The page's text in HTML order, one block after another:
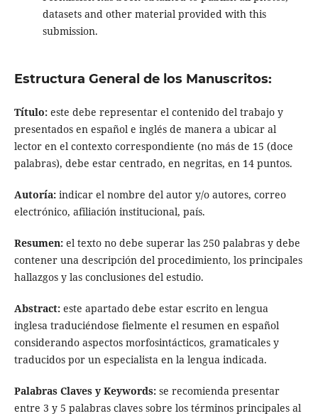
datasets and other material provided with this
submission.
Estructura General de los Manuscritos:
Título:este debe representar el contenido del trabajo y
presentados en español e inglés de manera a ubicar al
lector en el contexto correspondiente (no más de 15 (doce
palabras), debe estar centrado, en negritas, en 14 puntos.
Autoría:indicar el nombre del autor y/o autores, correo
electrónico, afiliación institucional, país.
Resumen:el texto no debe superar las 250 palabras y debe
contener una descripción del procedimiento, los principales
hallazgos y las conclusiones del estudio.
Abstract:este apartado debe estar escrito en lengua
inglesa traduciéndose fielmente el resumen en español
considerando aspectos morfosintácticos, gramaticales y
traducidos por un especialista en la lengua indicada.
Palabras Claves y Keywords:se recomienda presentar
entre 3 y 5 palabras claves sobre los términos principales al